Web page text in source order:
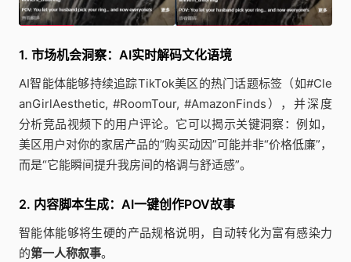
1. 市场机会洞察：AI实时解码文化语境
AI智能体能够持续追踪TikTok美区的热门话题标签（如#Cle
anGirlAesthetic, #RoomTour, #AmazonFinds），并深度
分析竞品视频下的用户评论。它可以揭示关键洞察：例如，
美区用户对你的家居产品的“购买动因”可能并非“价格低廉”，
而是“它能瞬间提升我房间的格调与舒适感”。
2. 内容脚本生成：AI一键创作POV故事
智能体能够将生硬的产品规格说明，自动转化为富有感染力
的第一人称叙事。